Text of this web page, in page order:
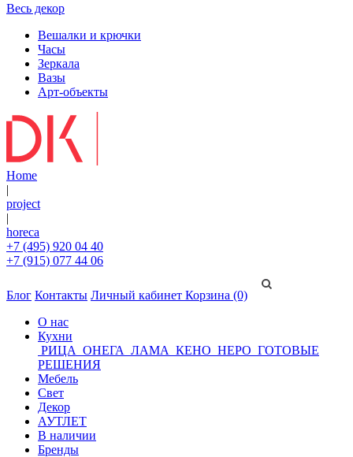
Весь декор
Вешалки и крючки
Часы
Зеркала
Вазы
Арт-объекты
Home
|
project
|
horeca
+7 (495) 920 04 40
+7 (915) 077 44 06
Блог Контакты Личный кабинет Корзина (0)
О нас
Кухни
РИЦА ОНЕГА ЛАМА КЕНО НЕРО ГОТОВЫЕ
РЕШЕНИЯ
Мебель
Свет
Декор
АУТЛЕТ
В наличии
Бренды